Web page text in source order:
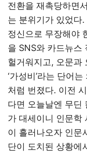
전환을 재촉당하면
는 분위기가 있었다
정신으로 무장해야
을 SNS와 카드뉴스
헐거워지고, 오문과
‘가성비’라는 단어
처럼 번졌다. 이전
다면 오늘날엔 무딘
가 대세이니 인문학
이 흘러나오자 인문
단이 도치된 상황에